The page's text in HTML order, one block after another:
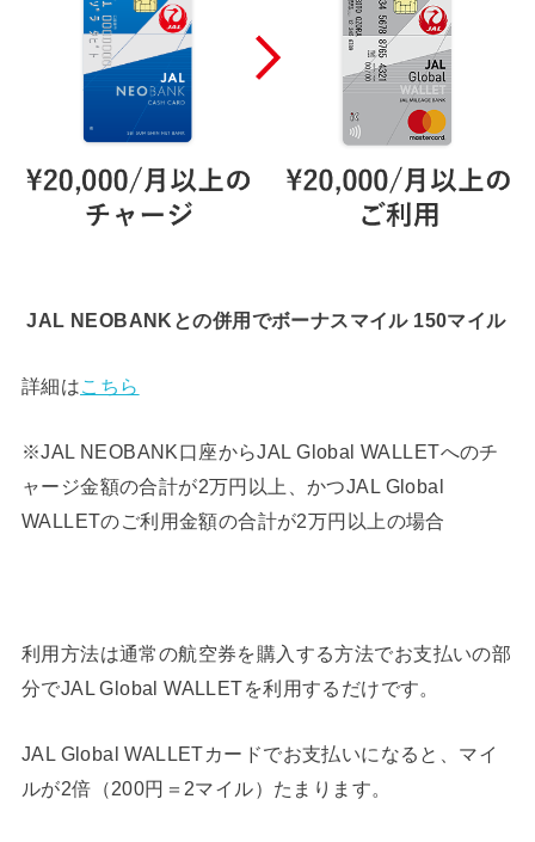
JAL NEOBANKとの併用でボーナスマイル 150マイル
詳細はこちら
※JAL NEOBANK口座からJAL Global WALLETへのチ
ャージ金額の合計が2万円以上、かつJAL Global
WALLETのご利用金額の合計が2万円以上の場合
利用方法は通常の航空券を購入する方法でお支払いの部
分でJAL Global WALLETを利用するだけです。
JAL Global WALLETカードでお支払いになると、マイ
ルが2倍（200円＝2マイル）たまります。